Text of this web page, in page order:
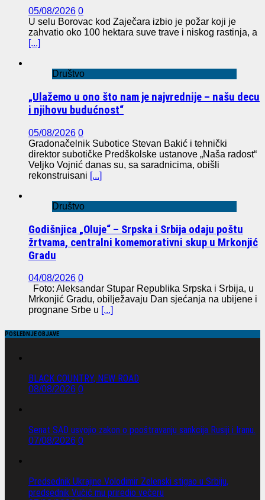
05/08/2026 0
U selu Borovac kod Zaječara izbio je požar koji je
zahvatio oko 100 hektara suve trave i niskog rastinja, a
[...]
Društvo
„Ulažemo u ono što nam je najvrednije – našu decu
i njihovu budućnost“
05/08/2026 0
Gradonačelnik Subotice Stevan Bakić i tehnički
direktor subotičke Predškolske ustanove „Naša radost“
Veljko Vojnić danas su, sa saradnicima, obišli
rekonstruisani [...]
Društvo
Godišnjica „Oluje“ – Srpska i Srbija odaju poštu
žrtvama, centralni komemorativni skup u Mrkonjić
Gradu
04/08/2026 0
Foto: Aleksandar Stupar Republika Srpska i Srbija, u
Mrkonjić Gradu, obilježavaju Dan sjećanja na ubijene i
prognane Srbe u [...]
POSLEDNJE OBJAVE
BLACK COUNTRY, NEW ROAD
08/08/2026 0
Senat SAD usvojio zakon o pooštravanju sankcija Rusiji i Iranu.
07/08/2026 0
Predsednik Ukrajine Volodimir Zelenski stigao u Srbiju,
predsednik Vučić mu priredio večeru